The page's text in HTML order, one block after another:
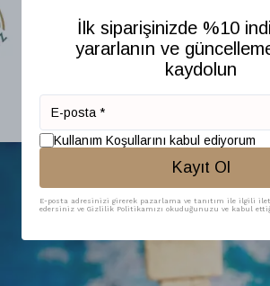
İlk siparişinizde %10
yararlanın ve
kaydolun
Kullanım Koşullarını kabul ediyorum
Kayıt Ol
E-posta adresinizi girerek pazarlama ve tanıtım ile ilgili
edersiniz ve Gizlilik Politikamızı okuduğunuzu ve kabul